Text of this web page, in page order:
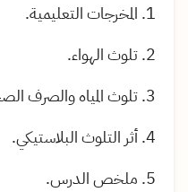
المخرجات التعليمية.
تلوث الهواء.
تلوث المياه والصرف
أثر التلوث البلاستيكي.
ملخص الدرس.